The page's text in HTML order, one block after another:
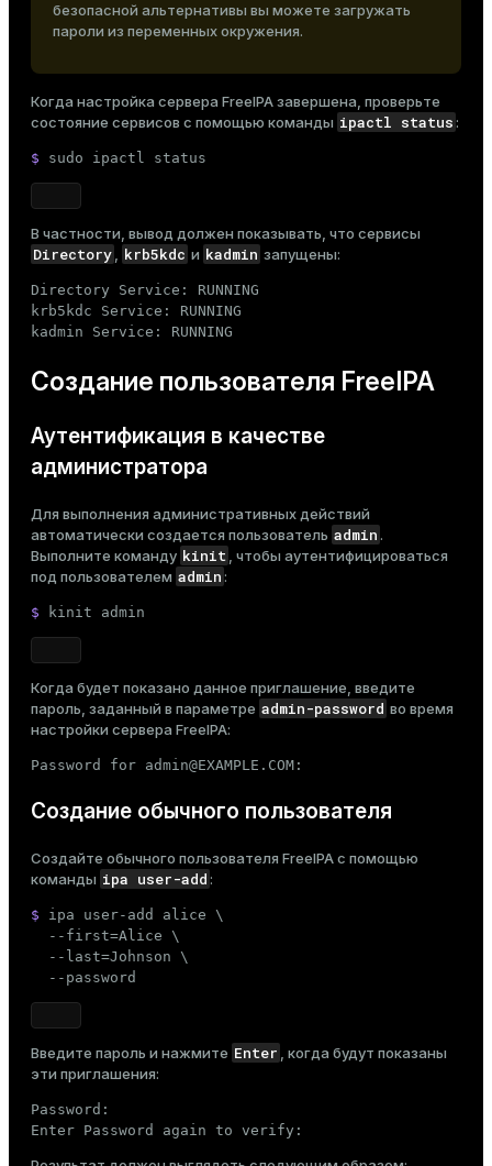
безопасной альтернативы вы можете загружать
пароли из переменных окружения.
Когда настройка сервера FreeIPA завершена, проверьте
состояние сервисов с помощью команды ipactl status:
$ sudo ipactl status
В частности, вывод должен показывать, что сервисы
Directory, krb5kdc и kadmin запущены:
Directory Service: RUNNING
krb5kdc Service: RUNNING
kadmin Service: RUNNING
Создание пользователя FreeIPA
Аутентификация в качестве
администратора
Для выполнения административных действий
автоматически создается пользователь admin.
Выполните команду kinit, чтобы аутентифицироваться
под пользователем admin:
$ kinit admin
Когда будет показано данное приглашение, введите
пароль, заданный в параметре admin-password во время
настройки сервера FreeIPA:
Password for admin@EXAMPLE.COM:
Создание обычного пользователя
Создайте обычного пользователя FreeIPA с помощью
команды ipa user-add:
$ ipa user-add alice \
  --first=Alice \
  --last=Johnson \
  --password
Введите пароль и нажмите Enter , когда будут показаны
эти приглашения:
Password:
Enter Password again to verify: